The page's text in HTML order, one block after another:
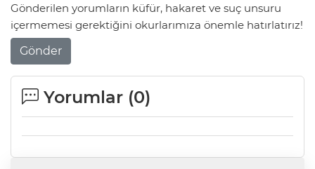
Gönderilen yorumların küfür, hakaret ve suç unsuru
içermemesi gerektiğini okurlarımıza önemle hatırlatırız!
Gönder
Yorumlar (0)